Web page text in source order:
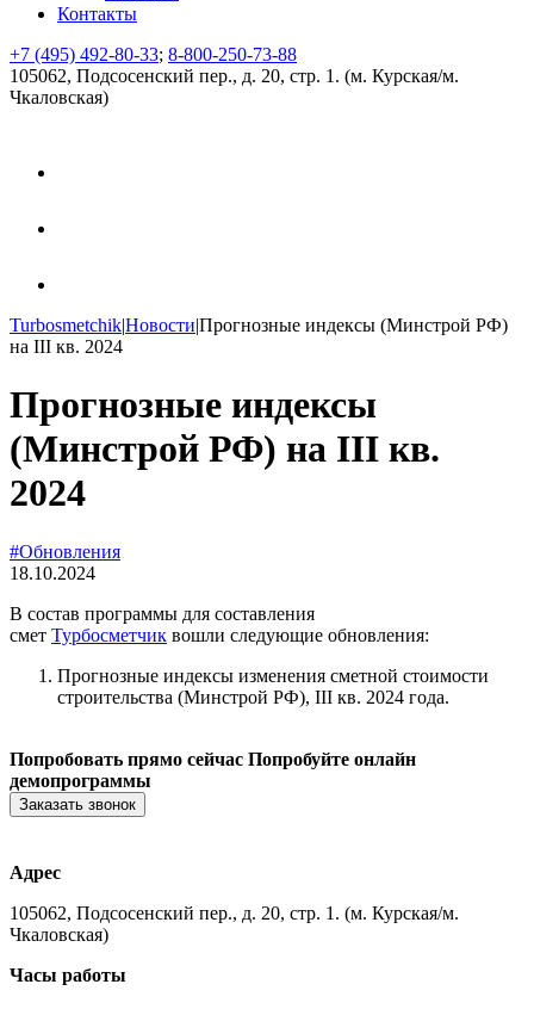
Контакты
+7 (495) 492-80-33; 8-800-250-73-88
105062, Подсосенский пер., д. 20, стр. 1. (м. Курская/м.
Чкаловская)
Turbosmetchik|Новости|Прогнозные индексы (Минстрой РФ)
на III кв. 2024
Прогнозные индексы
(Минстрой РФ) на III кв.
2024
#Обновления
18.10.2024
В состав программы для составления
смет Турбосметчик вошли следующие обновления:
Прогнозные индексы изменения сметной стоимости
строительства (Минстрой РФ), III кв. 2024 года.
Попробовать прямо сейчас Попробуйте онлайн
демопрограммы
Заказать звонок
Адрес
105062, Подсосенский пер., д. 20, стр. 1. (м. Курская/м.
Чкаловская)
Часы работы